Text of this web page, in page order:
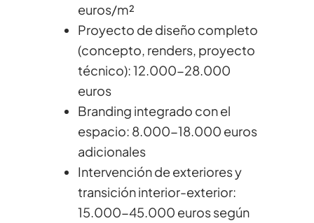
euros/m²
Proyecto de diseño completo
(concepto, renders, proyecto
técnico): 12.000-28.000
euros
Branding integrado con el
espacio: 8.000-18.000 euros
adicionales
Intervención de exteriores y
transición interior-exterior:
15.000-45.000 euros según